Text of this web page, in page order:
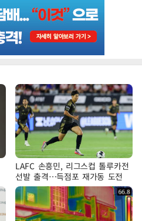
LAFC 손흥민, 리그스컵 톨루카전
선발 출격…득점포 재가동 도전